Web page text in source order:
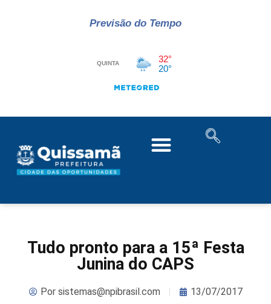
Previsão do Tempo
Tudo pronto para a 15ª Festa
Junina do CAPS
Porsistemas@npibrasil.com 13/07/2017